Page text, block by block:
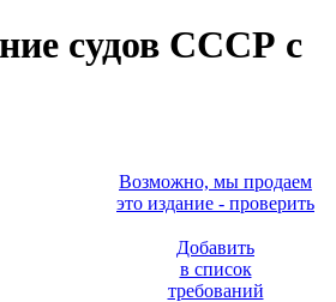
судов СССР с
Возможно, мы продаем
это издание - проверить
Добавить
в список
требований